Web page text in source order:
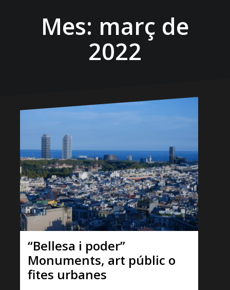
Mes: març de
2022
“Bellesa i poder”
Monuments, art públic o
fites urbanes